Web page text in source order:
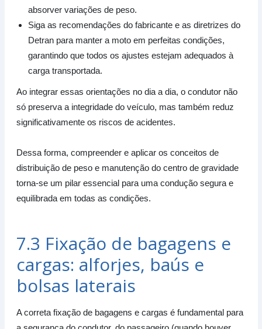
absorver variações de peso.
Siga as recomendações do fabricante e as diretrizes do
Detran para manter a moto em perfeitas condições,
garantindo que todos os ajustes estejam adequados à
carga transportada.
Ao integrar essas orientações no dia a dia, o condutor não
só preserva a integridade do veículo, mas também reduz
significativamente os riscos de acidentes.
Dessa forma, compreender e aplicar os conceitos de
distribuição de peso e manutenção do centro de gravidade
torna-se um pilar essencial para uma condução segura e
equilibrada em todas as condições.
7.3 Fixação de bagagens e
cargas: alforjes, baús e
bolsas laterais
A correta fixação de bagagens e cargas é fundamental para